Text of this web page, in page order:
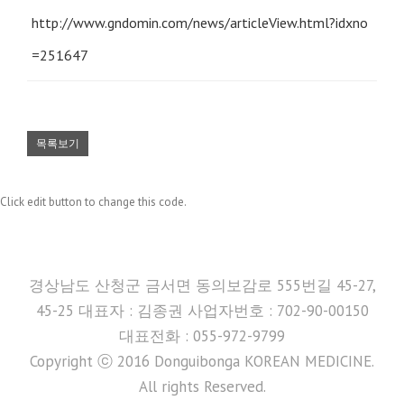
http://www.gndomin.com/news/articleView.html?idxno
=251647
목록보기
Click edit button to change this code.
경상남도 산청군 금서면 동의보감로 555번길 45-27,
45-25 대표자 : 김종권 사업자번호 : 702-90-00150
대표전화 : 055-972-9799
Copyright ⓒ 2016 Donguibonga KOREAN MEDICINE.
All rights Reserved.